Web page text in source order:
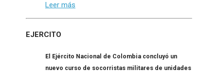
Leer más
EJERCITO
El Ejército Nacional de Colombia concluyó un
nuevo curso de socorristas militares de unidades